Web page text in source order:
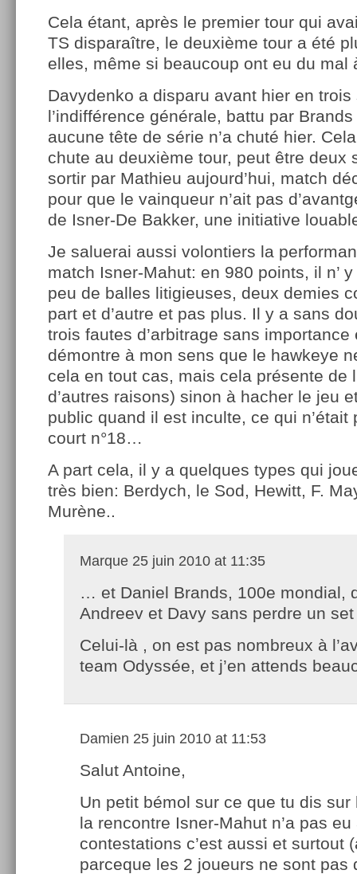
Cela étant, après le premier tour qui
TS disparaître, le deuxième tour a été
elles, même si beaucoup ont eu du mal
Davydenko a disparu avant hier en trois
l’indifférence générale, battu par
aucune tête de série n’a chuté hier.
chute au deuxième tour, peut être deux
sortir par Mathieu aujourd’hui, match
pour que le vainqueur n’ait pas
de Isner-De Bakker, une initiative
Je saluerai aussi volontiers la
match Isner-Mahut: en 980 points, il n’
peu de balles litigieuses, deux demies
part et d’autre et pas plus. Il y a sans
trois fautes d’arbitrage sans importance
démontre à mon sens que le hawkeye
cela en tout cas, mais cela présente de
d’autres raisons) sinon à hacher le jeu
public quand il est inculte, ce qui n’était
court n°18…
A part cela, il y a quelques types qui
très bien: Berdych, le Sod, Hewitt, F.
Murène..
Marque 25 juin 2010 at 11:35
… et Daniel Brands, 100e mondial,
Andreev et Davy sans perdre un set
Celui-là , on est pas nombreux à
team Odyssée, et j’en attends
Damien 25 juin 2010 at 11:53
Salut Antoine,
Un petit bémol sur ce que tu dis sur
la rencontre Isner-Mahut n’a pas
contestations c’est aussi et surtout
parceque les 2 joueurs ne sont pas